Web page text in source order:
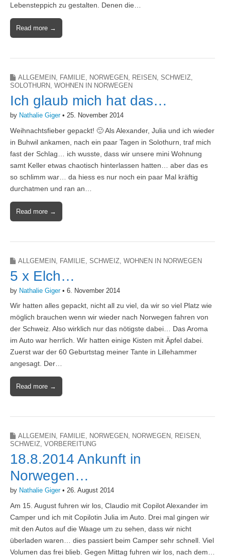
Lebensteppich zu gestalten. Denen die…
Read more →
ALLGEMEIN FAMILIE NORWEGEN REISEN SCHWEIZ
SOLOTHURN
WOHNEN IN NORWEGEN
Ich glaub mich hat das…
by Nathalie Giger• 25. November 2014
Weihnachtsfieber gepackt! 🙂 Als Alexander, Julia und ich wieder
in Buhwil ankamen, nach ein paar Tagen in Solothurn, traf mich
fast der Schlag… ich wusste, dass wir unsere mini Wohnung
samt Keller etwas chaotisch hinterlassen hatten… aber das es
so schlimm war… da hiess es nur noch ein paar Mal kräftig
durchatmen und ran an…
Read more →
ALLGEMEIN FAMILIE SCHWEIZ WOHNEN IN NORWEGEN
5 x Elch…
by Nathalie Giger• 6. November 2014
Wir hatten alles gepackt, nicht all zu viel, da wir so viel Platz wie
möglich brauchen wenn wir wieder nach Norwegen fahren von
der Schweiz. Also wirklich nur das nötigste dabei… Das Aroma
im Auto war herrlich. Wir hatten einige Kisten mit Äpfel dabei.
Zuerst war der 60 Geburtstag meiner Tante in Lillehammer
angesagt. Der…
Read more →
ALLGEMEIN, FAMILIE, NORWEGEN, NORWEGEN, REISEN,
SCHWEIZ, VORBEREITUNG
18.8.2014 Ankunft in
Norwegen…
by Nathalie Giger• 26. August 2014
Am 15. August fuhren wir los, Claudio mit Copilot Alexander im
Camper und ich mit Copilotin Julia im Auto. Drei mal gingen wir
mit den Autos auf die Waage um zu sehen, dass wir nicht
überladen waren… dies passiert beim Camper sehr schnell. Viel
Volumen das frei blieb. Gegen Mittag fuhren wir los, nach dem…